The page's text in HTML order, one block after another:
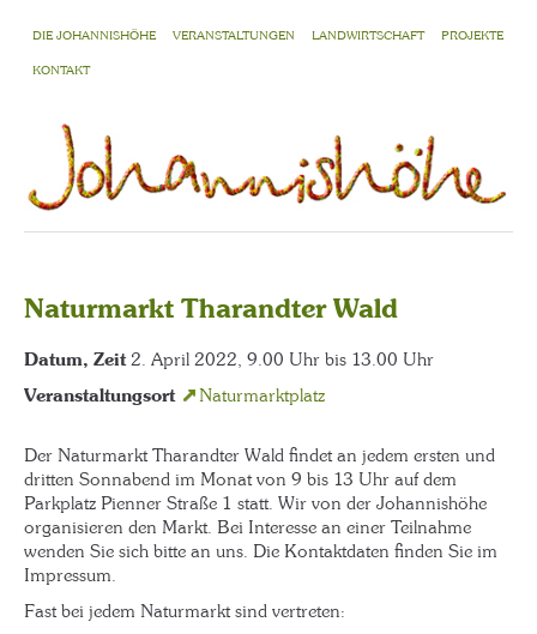
DIE JOHANNISHÖHE VERANSTALTUNGEN LANDWIRTSCHAFT PROJEKTE
KONTAKT
Naturmarkt Tharandter Wald
Datum, Zeit2. April 2022, 9.00 Uhr bis 13.00 Uhr
Veranstaltungsort Naturmarktplatz
Der Naturmarkt Tharandter Wald findet an jedem ersten und
dritten Sonnabend im Monat von 9 bis 13 Uhr auf dem
Parkplatz Pienner Straße 1 statt. Wir von der Johannishöhe
organisieren den Markt. Bei Interesse an einer Teilnahme
wenden Sie sich bitte an uns. Die Kontaktdaten finden Sie im
Impressum.
Fast bei jedem Naturmarkt sind vertreten: